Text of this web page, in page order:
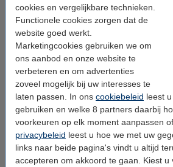
cookies en vergelijkbare technieken.
Functionele cookies zorgen dat de
website goed werkt.
Marketingcookies gebruiken we om
ons aanbod en onze website te
verbeteren en om advertenties
zoveel mogelijk bij uw interesses te
laten passen. In ons cookiebeleid leest
gebruiken en welke 8 partners daarbij
voorkeuren op elk moment aanpassen
privacybeleid leest u hoe we met uw
links naar beide pagina's vindt u altijd
accepteren om akkoord te gaan. Kiest u
123inkt huismerk vervangt
toner zwart dubbelpak
€ 57,50
Tip: papier meebestellen
123inkt kopieerpapier 1 doos
80 grams FSC® Mix Credit
€ 33,50
Drum meebestellen
123inkt huismerk vervangt